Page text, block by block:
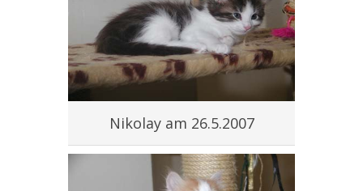
Nikolay am 26.5.2007